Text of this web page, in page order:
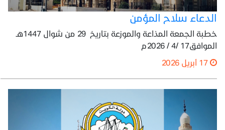
الدعاء سلاح المؤمن
خطبة الجمعة المذاعة والموزعة بتاريخ 29 من شوال 1447هـ
الموافق17 /4 / 2026م